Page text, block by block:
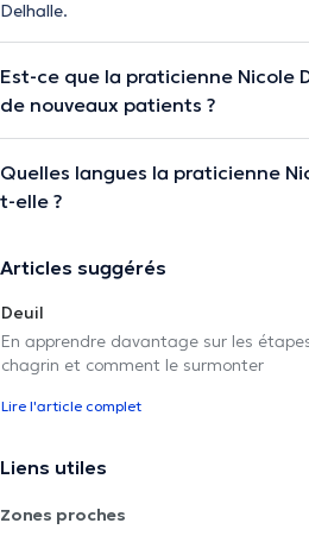
Delhalle.
Est-ce que la praticienne Nicole
de nouveaux patients ?
Quelles langues la praticienne
t-elle ?
Articles suggérés
Deuil
En apprendre davantage sur les
chagrin et comment le surmonter
Lire l'article complet
Liens utiles
Zones proches